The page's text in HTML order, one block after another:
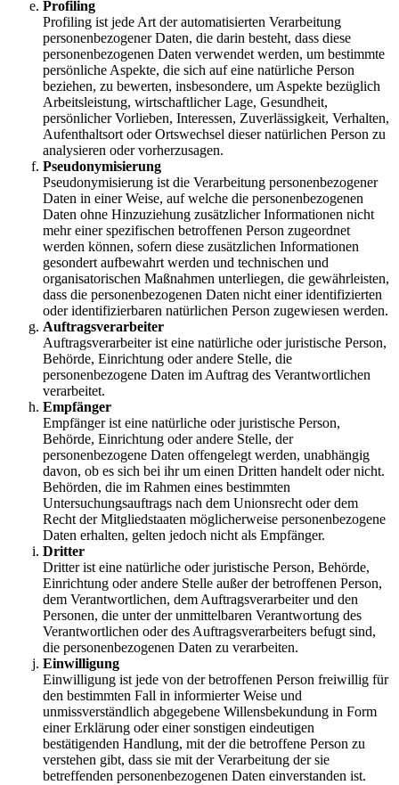
Profiling
Profiling ist jede Art der automatisierten Verarbeitung
personenbezogener Daten, die darin besteht, dass diese
personenbezogenen Daten verwendet werden, um bestimmte
persönliche Aspekte, die sich auf eine natürliche Person
beziehen, zu bewerten, insbesondere, um Aspekte bezüglich
Arbeitsleistung, wirtschaftlicher Lage, Gesundheit,
persönlicher Vorlieben, Interessen, Zuverlässigkeit, Verhalten,
Aufenthaltsort oder Ortswechsel dieser natürlichen Person zu
analysieren oder vorherzusagen.
Pseudonymisierung
Pseudonymisierung ist die Verarbeitung personenbezogener
Daten in einer Weise, auf welche die personenbezogenen
Daten ohne Hinzuziehung zusätzlicher Informationen nicht
mehr einer spezifischen betroffenen Person zugeordnet
werden können, sofern diese zusätzlichen Informationen
gesondert aufbewahrt werden und technischen und
organisatorischen Maßnahmen unterliegen, die gewährleisten,
dass die personenbezogenen Daten nicht einer identifizierten
oder identifizierbaren natürlichen Person zugewiesen werden.
Auftragsverarbeiter
Auftragsverarbeiter ist eine natürliche oder juristische Person,
Behörde, Einrichtung oder andere Stelle, die
personenbezogene Daten im Auftrag des Verantwortlichen
verarbeitet.
Empfänger
Empfänger ist eine natürliche oder juristische Person,
Behörde, Einrichtung oder andere Stelle, der
personenbezogene Daten offengelegt werden, unabhängig
davon, ob es sich bei ihr um einen Dritten handelt oder nicht.
Behörden, die im Rahmen eines bestimmten
Untersuchungsauftrags nach dem Unionsrecht oder dem
Recht der Mitgliedstaaten möglicherweise personenbezogene
Daten erhalten, gelten jedoch nicht als Empfänger.
Dritter
Dritter ist eine natürliche oder juristische Person, Behörde,
Einrichtung oder andere Stelle außer der betroffenen Person,
dem Verantwortlichen, dem Auftragsverarbeiter und den
Personen, die unter der unmittelbaren Verantwortung des
Verantwortlichen oder des Auftragsverarbeiters befugt sind,
die personenbezogenen Daten zu verarbeiten.
Einwilligung
Einwilligung ist jede von der betroffenen Person freiwillig für
den bestimmten Fall in informierter Weise und
unmissverständlich abgegebene Willensbekundung in Form
einer Erklärung oder einer sonstigen eindeutigen
bestätigenden Handlung, mit der die betroffene Person zu
verstehen gibt, dass sie mit der Verarbeitung der sie
betreffenden personenbezogenen Daten einverstanden ist.